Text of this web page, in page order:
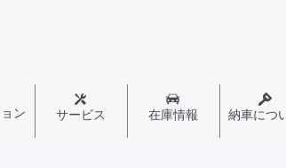
ン
サービス 在庫情報 納車につ